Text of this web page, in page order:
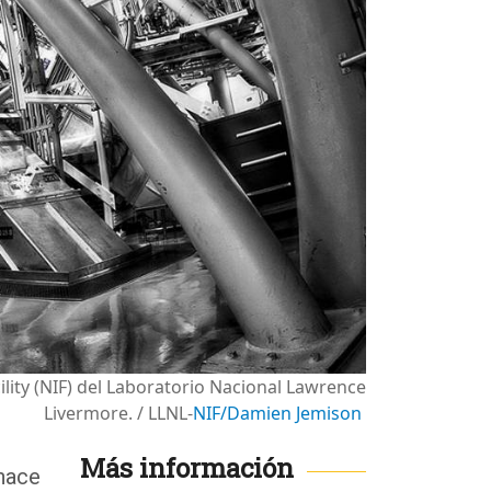
(NIF) del Laboratorio Nacional Lawrence
Livermore. / LLNL-NIF/Damien Jemison
Más información